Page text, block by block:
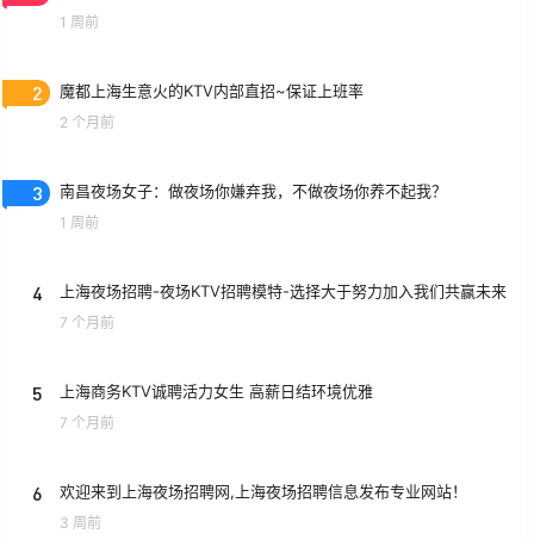
1 周前
2 魔都上海生意火的KTV内部直招~保证上班率
2 个月前
3 南昌夜场女子：做夜场你嫌弃我，不做夜场你养不起我？
1 周前
4 上海夜场招聘-夜场KTV招聘模特-选择大于努力加入我们共赢未来
7 个月前
5 上海商务KTV诚聘活力女生 高薪日结环境优雅
7 个月前
6 欢迎来到上海夜场招聘网,上海夜场招聘信息发布专业网站！
3 周前